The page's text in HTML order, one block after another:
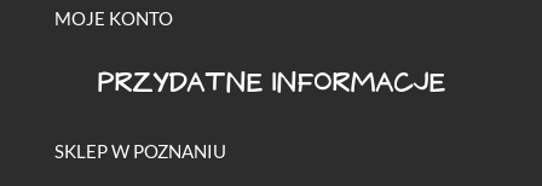
MOJE KONTO
PRZYDATNE INFORMACJE
SKLEP W POZNANIU